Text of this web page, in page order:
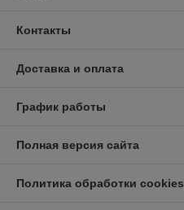
Контакты
Доставка и оплата
График работы
Полная версия сайта
Политика обработки cookies